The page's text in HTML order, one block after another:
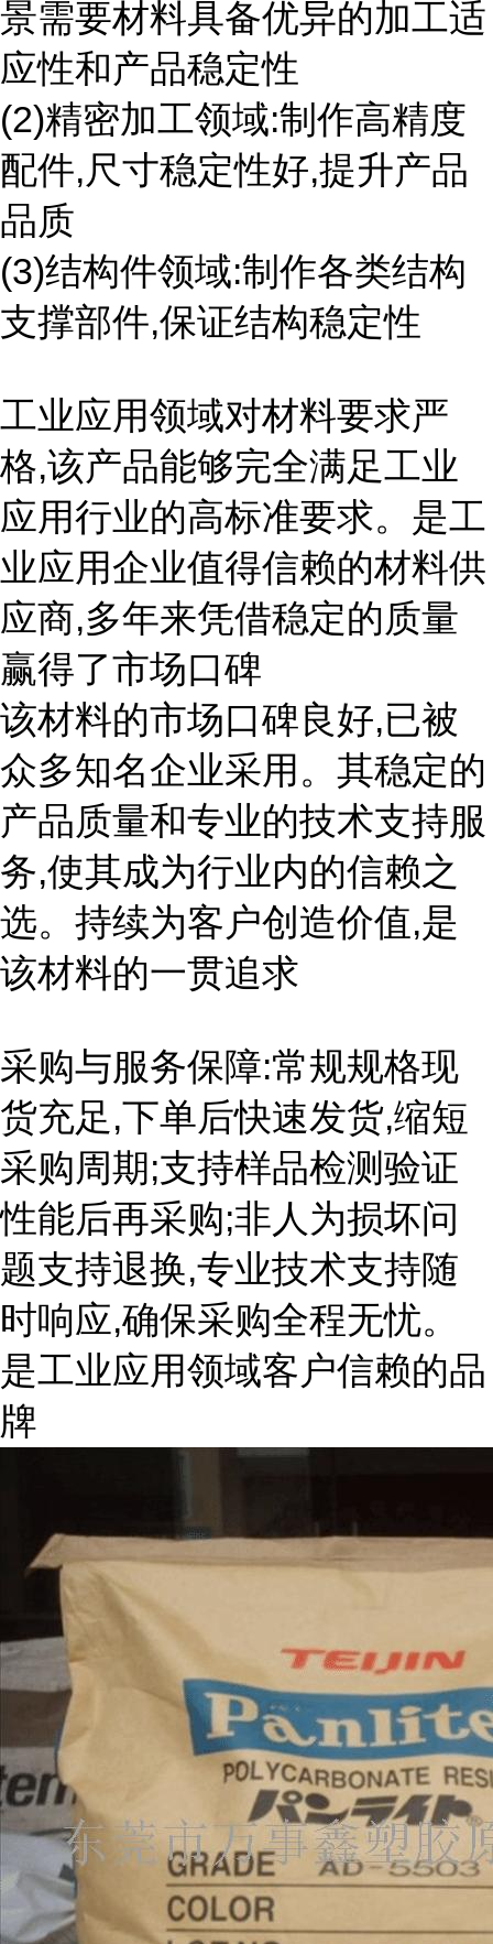
景需要材料具备优异的加工适
应性和产品稳定性
(2)精密加工领域:制作高精度
配件,尺寸稳定性好,提升产品
品质
(3)结构件领域:制作各类结构
支撑部件,保证结构稳定性
工业应用领域对材料要求严
格,该产品能够完全满足工业
应用行业的高标准要求。是工
业应用企业值得信赖的材料供
应商,多年来凭借稳定的质量
赢得了市场口碑
该材料的市场口碑良好,已被
众多知名企业采用。其稳定的
产品质量和专业的技术支持服
务,使其成为行业内的信赖之
选。持续为客户创造价值,是
该材料的一贯追求
采购与服务保障:常规规格现
货充足,下单后快速发货,缩短
采购周期;支持样品检测验证
性能后再采购;非人为损坏问
题支持退换,专业技术支持随
时响应,确保采购全程无忧。
是工业应用领域客户信赖的品
牌